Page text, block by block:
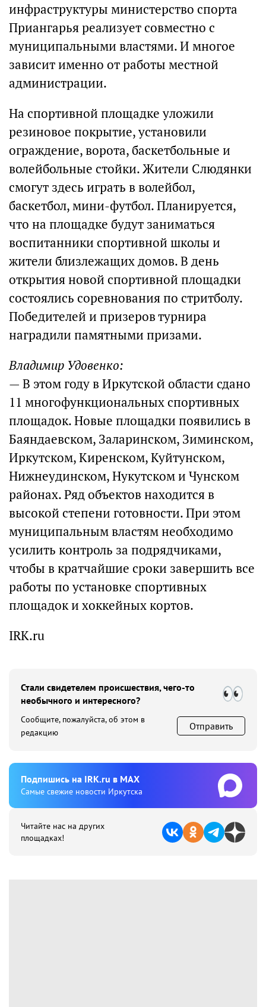
инфраструктуры министерство спорта
Приангарья реализует совместно с
муниципальными властями. И многое
зависит именно от работы местной
администрации.
На спортивной площадке уложили
резиновое покрытие, установили
ограждение, ворота, баскетбольные и
волейбольные стойки. Жители Слюдянки
смогут здесь играть в волейбол,
баскетбол, мини-футбол. Планируется,
что на площадке будут заниматься
воспитанники спортивной школы и
жители близлежащих домов. В день
открытия новой спортивной площадки
состоялись соревнования по стритболу.
Победителей и призеров турнира
наградили памятными призами.
Владимир Удовенко:
— В этом году в Иркутской области сдано
11 многофункциональных спортивных
площадок. Новые площадки появились в
Баяндаевском, Заларинском, Зиминском,
Иркутском, Киренском, Куйтунском,
Нижнеудинском, Нукутском и Чунском
районах. Ряд объектов находится в
высокой степени готовности. При этом
муниципальным властям необходимо
усилить контроль за подрядчиками,
чтобы в кратчайшие сроки завершить все
работы по установке спортивных
площадок и хоккейных кортов.
IRK.ru
Стали свидетелем происшествия, чего-то
необычного и интересного?
Сообщите, пожалуйста, об этом в
редакцию
Отправить
Подпишиcь на IRK.ru в MAX
Cамые свежие новости Иркутска
Читайте нас на других
площадках!